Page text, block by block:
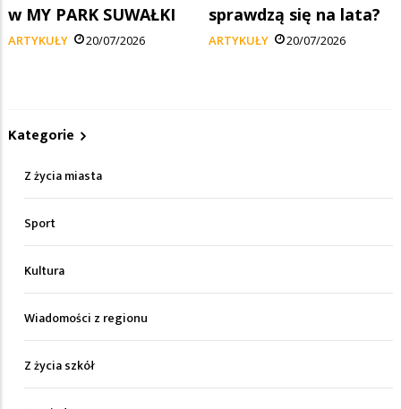
w MY PARK SUWAŁKI
ARTYKUŁY 20/07/2026
sprawdzą się na lata?
ARTYKUŁY 20/07/2026
Kategorie
Z życia miasta
Sport
Kultura
Wiadomości z regionu
Z życia szkół